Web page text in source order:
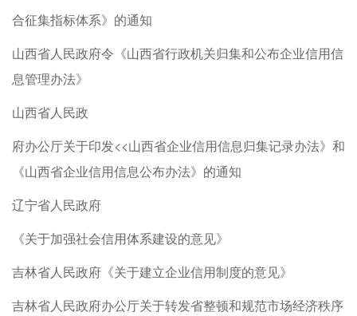
合征集指标体系》的通知
山西省人民政府令《山西省行政机关归集和公布企业信用信
息管理办法》
山西省人民政
府办公厅关于印发<<山西省企业信用信息归集记录办法》和
《山西省企业信用信息公布办法》的通知
辽宁省人民政府
《关于加强社会信用体系建设的意见》
吉林省人民政府《关于建立企业信用制度的意见》
吉林省人民政府办公厅关于转发省整顿和规范市场经济秩序